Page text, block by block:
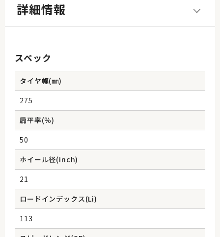
詳細情報
スペック
タイヤ幅(㎜)
275
扁平率(％)
50
ホイール径(inch)
21
ロードインデックス(Li)
113